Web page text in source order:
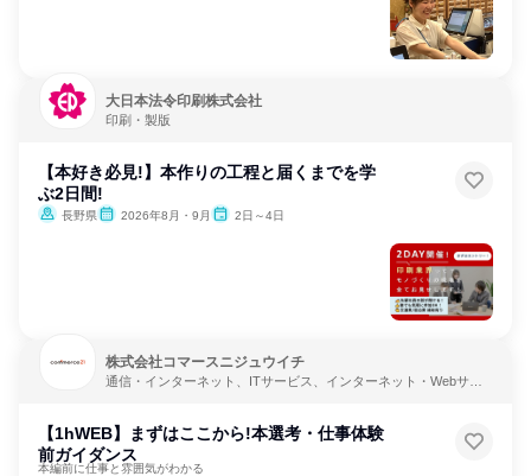
大日本法令印刷株式会社
印刷・製版
【本好き必見!】本作りの工程と届くまでを学
ぶ2日間!
長野県 2026年8月・9月 2日～4日
株式会社コマースニジュウイチ
通信・インターネット、ITサービス、インターネット・Webサー
【1hWEB】まずはここから!本選考・仕事体験
前ガイダンス
本編前に仕事と雰囲気がわかる